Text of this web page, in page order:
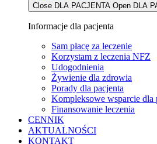
Close DLA PACJENTA Open DLA
Informacje dla pacjenta
Sam płacę za leczenie
Korzystam z leczenia NFZ
Udogodnienia
Żywienie dla zdrowia
Porady dla pacjenta
Kompleksowe wsparcie dla
Finansowanie leczenia
CENNIK
AKTUALNOŚCI
KONTAKT